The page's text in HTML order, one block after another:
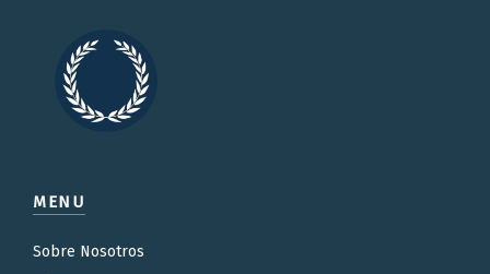
MENU
Sobre Nosotros